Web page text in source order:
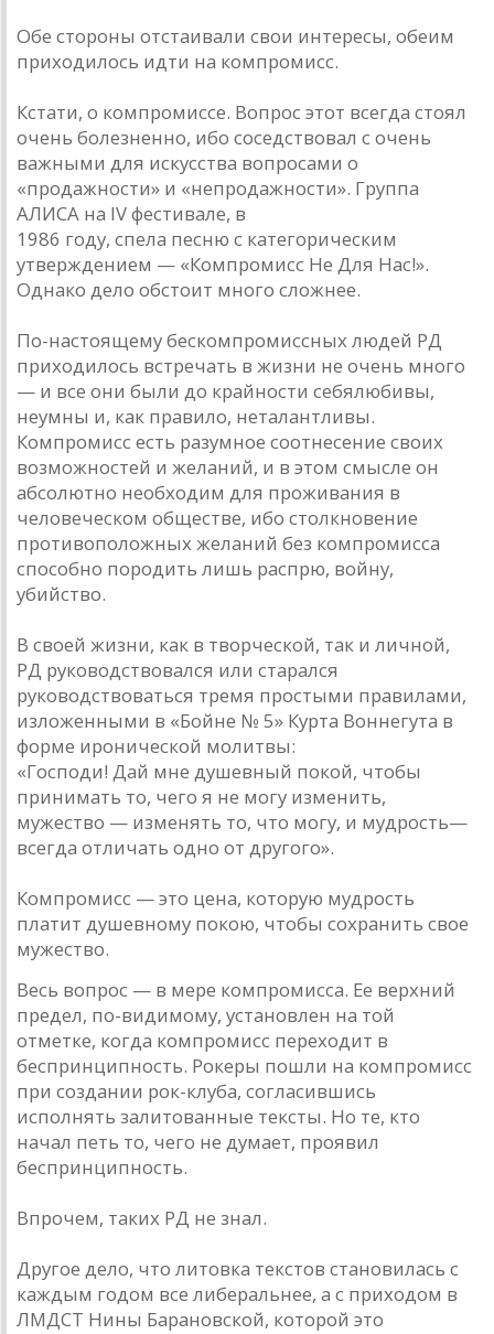
Обе стороны отстаивали свои интересы, обеим
приходилось идти на компромисс.
Кстати, о компромиссе. Вопрос этот всегда стоял
очень болезненно, ибо соседствовал с очень
важными для искусства вопросами о
«продажности» и «непродажности». Группа
АЛИСА на IV фестивале, в
1986 году, спела песню с категорическим
утверждением — «Компромисс Не Для Нас!».
Однако дело обстоит много сложнее.
По-настоящему бескомпромиссных людей РД
приходилось встречать в жизни не очень много
— и все они были до крайности себялюбивы,
неумны и, как правило, неталантливы.
Компромисс есть разумное соотнесение своих
возможностей и желаний, и в этом смысле он
абсолютно необходим для проживания в
человеческом обществе, ибо столкновение
противоположных желаний без компромисса
способно породить лишь распрю, войну,
убийство.
В своей жизни, как в творческой, так и личной,
РД руководствовался или старался
руководствоваться тремя простыми правилами,
изложенными в «Бойне № 5» Курта Воннегута в
форме иронической молитвы:
«Господи! Дай мне душевный покой, чтобы
принимать то, чего я не могу изменить,
мужество — изменять то, что могу, и мудрость—
всегда отличать одно от другого».
Компромисс — это цена, которую мудрость
платит душевному покою, чтобы сохранить свое
мужество.
Весь вопрос — в мере компромисса. Ее верхний
предел, по-видимому, установлен на той
отметке, когда компромисс переходит в
беспринципность. Рокеры пошли на компромисс
при создании рок-клуба, согласившись
исполнять залитованные тексты. Но те, кто
начал петь то, чего не думает, проявил
беспринципность.
Впрочем, таких РД не знал.
Другое дело, что литовка текстов становилась с
каждым годом все либеральнее, а с приходом в
ЛМДСТ Нины Барановской, которой это